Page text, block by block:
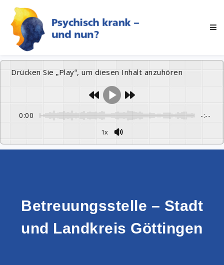
Drücken Sie „Play“, um diesen Inhalt anzuhören
0:00 -:--
1x
Betreuungsstelle – Stadt
und Landkreis Göttingen